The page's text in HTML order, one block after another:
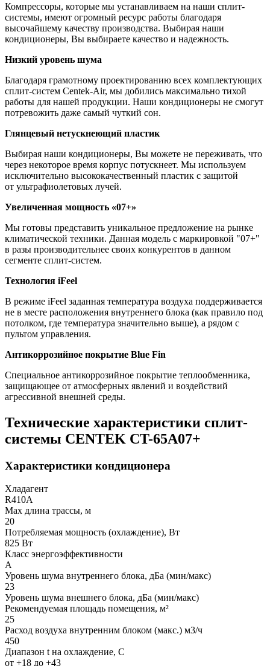
Компрессоры, которые мы устанавливаем на наши сплит-
системы, имеют огромный ресурс работы благодаря
высочайшему качеству производства. Выбирая наши
кондиционеры, Вы выбираете качество и надежность.
Низкий уровень шума
Благодаря грамотному проектированию всех комплектующих
сплит-систем Centek-Air, мы добились максимально тихой
работы для нашей продукции. Наши кондиционеры не смогут
потревожить даже самый чуткий сон.
Глянцевый нетускнеющий пластик
Выбирая наши кондиционеры, Вы можете не переживать, что
через некоторое время корпус потускнеет. Мы используем
исключительно высококачественный пластик с защитой
от ультрафиолетовых лучей.
Увеличенная мощность «07+»
Мы готовы представить уникальное предложение на рынке
климатической техники. Данная модель с маркировкой "07+"
в разы производительнее своих конкурентов в данном
сегменте сплит-систем.
Технология iFeel
В режиме iFeel заданная температура воздуха поддерживается
не в месте расположения внутреннего блока (как правило под
потолком, где температура значительно выше), а рядом с
пультом управления.
Антикоррозийное покрытие Blue Fin
Специальное антикоррозийное покрытие теплообменника,
защищающее от атмосферных явлений и воздействий
агрессивной внешней среды.
Технические характеристики сплит-
системы CENTEK CT-65A07+
Характеристики кондиционера
Хладагент
R410A
Мах длина трассы, м
20
Потребляемая мощность (охлаждение), Вт
825 Вт
Класс энергоэффективности
A
Уровень шума внутреннего блока, дБа (мин/макс)
23
Уровень шума внешнего блока, дБа (мин/макс)
Рекомендуемая площадь помещения, м²
25
Расход воздуха внутренним блоком (макс.) м3/ч
450
Диапазон t на охлаждение, С
от +18 до +43